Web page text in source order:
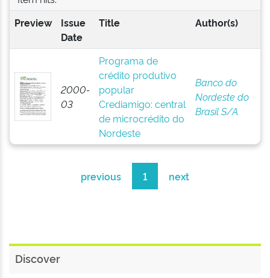
Preview
Issue
Date
Title Author(s)
2000-
03
Programa de
crédito produtivo
popular
Crediamigo: central
de microcrédito do
Nordeste
Banco do
Nordeste do
Brasil S/A
previous 1 next
Discover